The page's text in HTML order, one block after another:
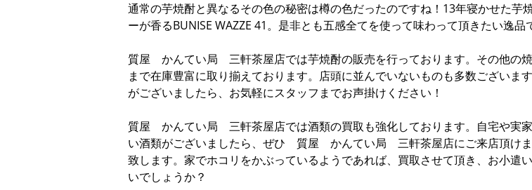
通常の芋焼酎と異なるその色の秘密は樽の色だったのですね！13年寝かせた芋
ーが香るBUNISE WAZZE 41。是非とも五感全てを使って味わって頂きたい逸品
質屋 かんてい局 三軒茶屋店では芋焼酎の販売を行っております。その他の
まで在庫豊富に取り揃えております。店頭に並んでいないものも多数ございま
がございましたら、お気軽にスタッフまでお声掛けください！
質屋 かんてい局 三軒茶屋店では酒類の買取も強化しております。自宅や実
い酒類がございましたら、ぜひ 質屋 かんてい局 三軒茶屋店にご来店頂け
致します。家でホコリをかぶっているようであれば、買取させて頂き、お小遣
いでしょうか？